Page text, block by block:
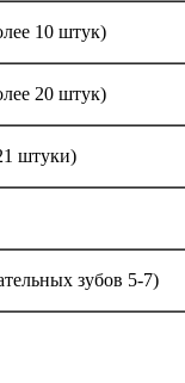
10 штук)
20 штук)
штуки)
зубов 5-7)